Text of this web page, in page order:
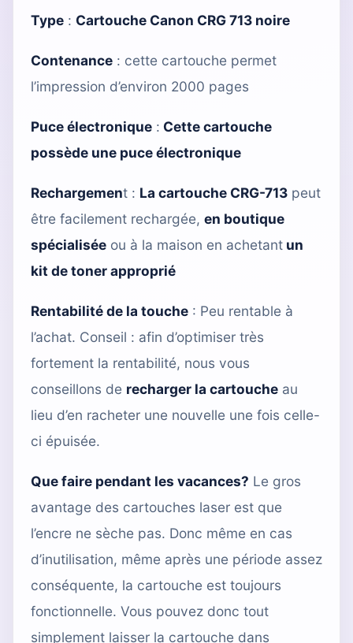
Type : Cartouche Canon CRG 713 noire
Contenance : cette cartouche permet
l’impression d’environ 2000 pages
Puce électronique : Cette cartouche
possède une puce électronique
Rechargement : La cartouche CRG-713 peut
être facilement rechargée, en boutique
spécialisée ou à la maison en achetant un
kit de toner approprié
Rentabilité de la touche : Peu rentable à
l’achat. Conseil : afin d’optimiser très
fortement la rentabilité, nous vous
conseillons de recharger la cartouche au
lieu d’en racheter une nouvelle une fois celle-
ci épuisée.
Que faire pendant les vacances? Le gros
avantage des cartouches laser est que
l’encre ne sèche pas. Donc même en cas
d’inutilisation, même après une période assez
conséquente, la cartouche est toujours
fonctionnelle. Vous pouvez donc tout
simplement laisser la cartouche dans